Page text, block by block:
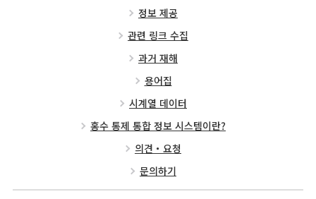
정보 제공
관련 링크 수집
과거 재해
용어집
시계열 데이터
홍수 통제 통합 정보 시스템이란?
의견・요청
문의하기